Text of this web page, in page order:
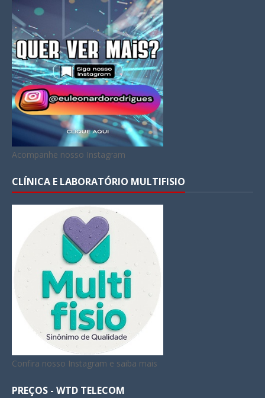
Acompanhe nosso Instagram
CLÍNICA E LABORATÓRIO MULTIFISIO
Confira nosso Instagram e saiba mais
PREÇOS - WTD TELECOM